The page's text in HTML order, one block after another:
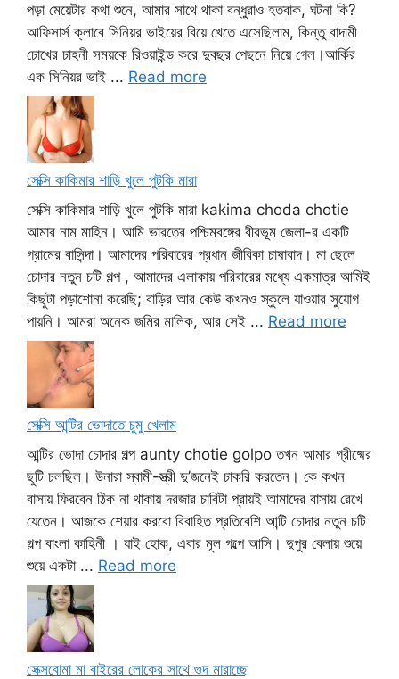
পড়া মেয়েটার কথা শুনে, আমার সাথে থাকা বন্ধুরাও হতবাক, ঘটনা কি?
আফিসার্স ক্লাবে সিনিয়র ভাইয়ের বিয়ে খেতে এসেছিলাম, কিন্তু বাদামী
চোখের চাহনী সময়কে রিওয়াইন্ড করে দুবছর পেছনে নিয়ে গেল।আর্কির
এক সিনিয়র ভাই ... Read more
সেক্সি কাকিমার শাড়ি খুলে পুটকি মারা
সেক্সি কাকিমার শাড়ি খুলে পুটকি মারা kakima choda chotie
আমার নাম মাহিন। আমি ভারতের পশ্চিমবঙ্গের বীরভূম জেলা-র একটি
গ্রামের বাসিন্দা। আমাদের পরিবারের প্রধান জীবিকা চাষাবাদ। মা ছেলে
চোদার নতুন চটি গল্প , আমাদের এলাকায় পরিবারের মধ্যে একমাত্র আমিই
কিছুটা পড়াশোনা করেছি; বাড়ির আর কেউ কখনও স্কুলে যাওয়ার সুযোগ
পায়নি। আমরা অনেক জমির মালিক, আর সেই ... Read more
সেক্সি আন্টির ভোদাতে চুমু খেলাম
আন্টির ভোদা চোদার গল্প aunty chotie golpo তখন আমার গ্রীষ্মের
ছুটি চলছিল। উনারা স্বামী-স্ত্রী দু’জনেই চাকরি করতেন। কে কখন
বাসায় ফিরবেন ঠিক না থাকায় দরজার চাবিটা প্রায়ই আমাদের বাসায় রেখে
যেতেন। আজকে শেয়ার করবো বিবাহিত প্রতিবেশি আন্টি চোদার নতুন চটি
গল্প বাংলা কাহিনী । যাই হোক, এবার মূল গল্পে আসি। দুপুর বেলায় শুয়ে
শুয়ে একটা ... Read more
সেক্সবোমা মা বাইরের লোকের সাথে গুদ মারাচ্ছে